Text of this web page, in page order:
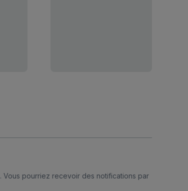
. Vous pourriez recevoir des notifications par